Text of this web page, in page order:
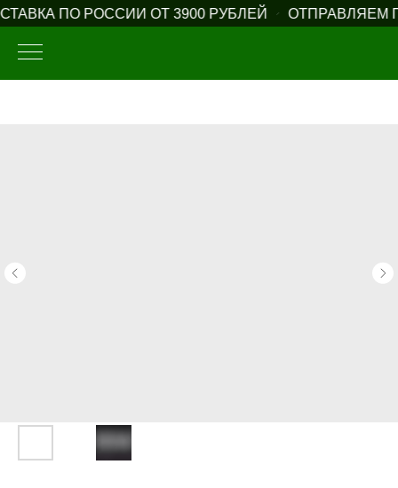
ПО РОССИИ ОТ 3900 РУБЛЕЙ ОТПРАВЛЯЕМ